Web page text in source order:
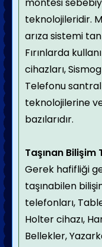
teknolojileridir.
arıza sistemi
Fırınlarda
cihazları,
Telefonu
teknolojilerine
bazılarıdır.
Taşınan
Gerek hafifliği
taşınabilen
telefonları,
Holter cihazı,
Bellekler,